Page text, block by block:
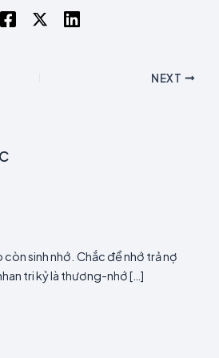
NEXT
còn sinh nhớ. Chắc để nhớ trả nợ
tri kỷ là thương-nhớ […]